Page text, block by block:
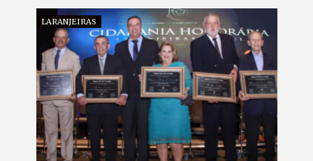
LARANJEIRAS